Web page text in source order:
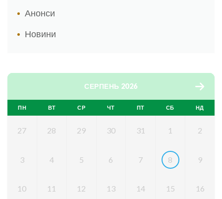
Анонси
Новини
СЕРПЕНЬ 2026
ПН ВТ СР ЧТ ПТ СБ НД
27 28 29 30 31 1 2
3 4 5 6 7 8 9
10 11 12 13 14 15 16